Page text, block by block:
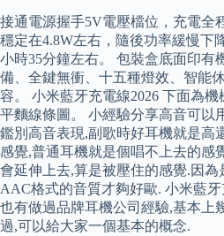
接通電源握手5V電壓檔位，充電全
穩定在4.8W左右，隨後功率緩慢下
小時35分鐘左右。 包裝盒底面印有
備、全鍵無衝、十五種燈效、智能
容。 小米藍牙充電線2026 下面為
平麵線條圖。 小經驗分享高音可以
鑑別高音表現,副歌時好耳機就是高
感覺,普通耳機就是個唱不上去的感
會延伸上去,算是被壓住的感覺.因
AAC格式的音質才夠好歐. 小米藍
也有做過品牌耳機公司經驗,基本上
過,可以給大家一個基本的概念.